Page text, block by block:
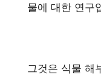
물에 대한 연구
그것은 식물 해